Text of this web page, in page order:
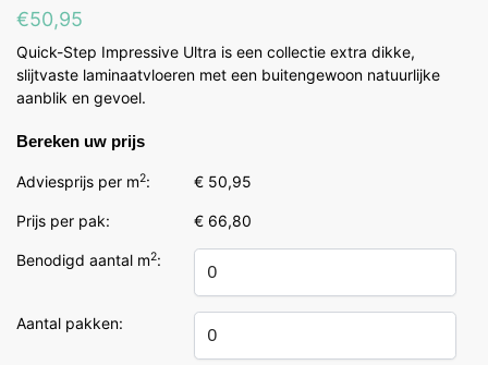
€50,95
Quick-Step Impressive Ultra is een collectie extra dikke,
slijtvaste laminaatvloeren met een buitengewoon natuurlijke
aanblik en gevoel.
Bereken uw prijs
Adviesprijs per m2: € 50,95
Prijs per pak: € 66,80
Benodigd aantal m2:
Aantal pakken: